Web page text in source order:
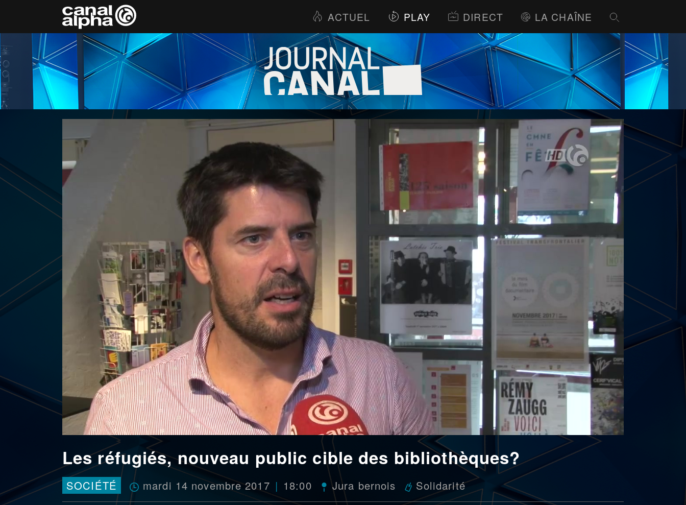
ACTUEL PLAY DIRECT LA CHAÎNE
Les réfugiés, nouveau public cible des bibliothèques?
SOCIÉTÉ mardi 14 novembre 2017 18:00 Jura bernois Solidarité